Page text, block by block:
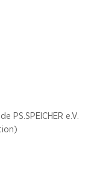
PS.SPEICHER e.V.